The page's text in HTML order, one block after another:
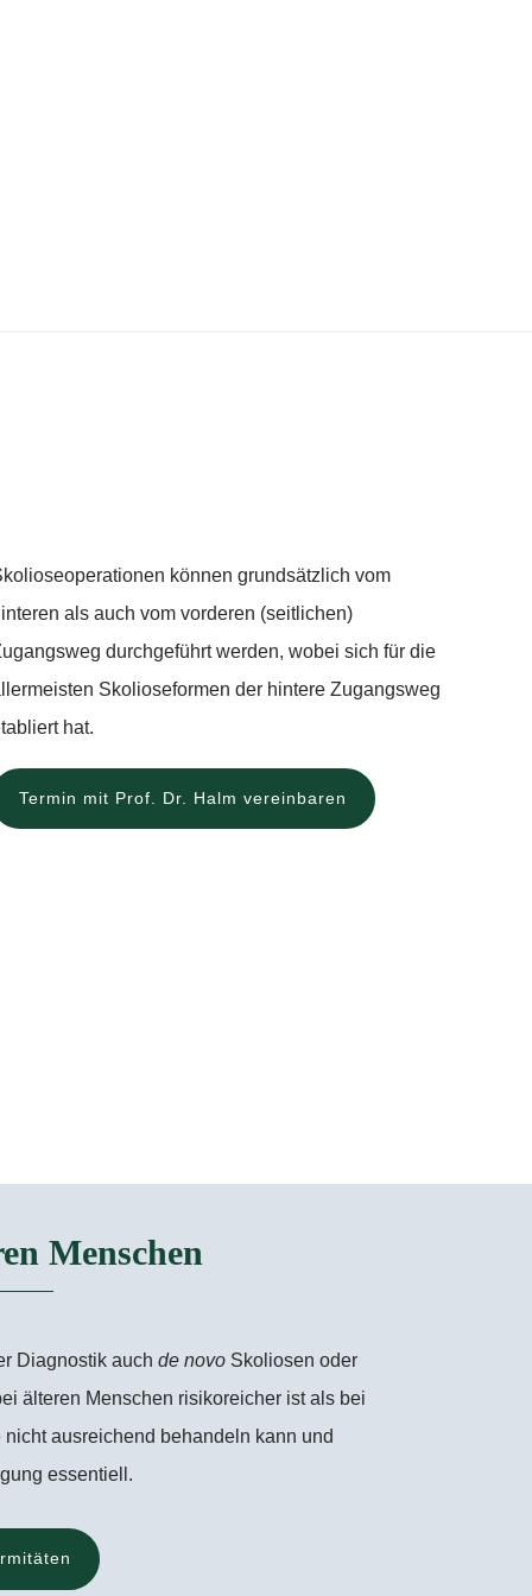
können grundsätzlich vom
als auch vom vorderen (seitlichen)
durchgeführt werden, wobei sich für die
Skolioseformen der hintere Zugangsweg
hat.
Termin mit Prof. Dr. Halm vereinbaren
Menschen
Diagnostik auch de novoSkoliosen oder
älteren Menschen risikoreicher ist als bei
ausreichend behandeln kann und
essentiell.